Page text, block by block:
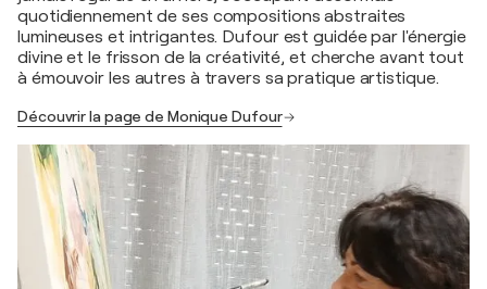
quotidiennement de ses compositions abstraites
lumineuses et intrigantes. Dufour est guidée par l'énergie
divine et le frisson de la créativité, et cherche avant tout
à émouvoir les autres à travers sa pratique artistique.
Découvrir la page de Monique Dufour